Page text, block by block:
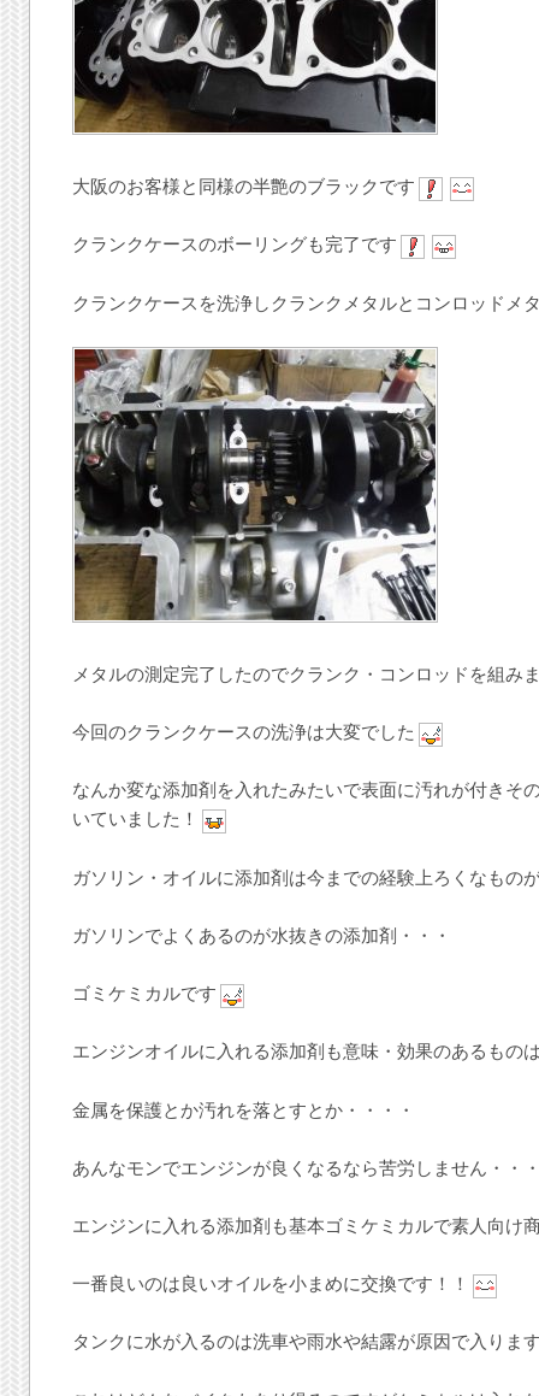
大阪のお客様と同様の半艶のブラックです
クランクケースのボーリングも完了です
クランクケースを洗浄しクランクメタルとコンロッドメ
メタルの測定完了したのでクランク・コンロッドを組み
今回のクランクケースの洗浄は大変でした
なんか変な添加剤を入れたみたいで表面に汚れが付きそ
いていました！
ガソリン・オイルに添加剤は今までの経験上ろくなもの
ガソリンでよくあるのが水抜きの添加剤・・・
ゴミケミカルです
エンジンオイルに入れる添加剤も意味・効果のあるもの
金属を保護とか汚れを落とすとか・・・・
あんなモンでエンジンが良くなるなら苦労しません・・
エンジンに入れる添加剤も基本ゴミケミカルで素人向け
一番良いのは良いオイルを小まめに交換です！！
タンクに水が入るのは洗車や雨水や結露が原因で入りま